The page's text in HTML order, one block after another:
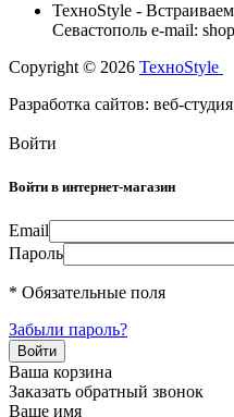
TexноStyle -
Севастополь e-mail:
Copyright © 2026 TexноStyle
Разработка сайтов: веб-
Войти
Войти в интернет-магазин
Email
Пароль
* Обязательные поля
Забыли пароль?
Ваша корзина
Заказать обратный звонок
Ваше имя